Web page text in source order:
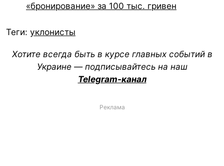
«бронирование» за 100 тыс. гривен
Теги: уклонисты
Хотите всегда быть в курсе главных событий в
Украине — подписывайтесь на наш
Telegram-канал
Реклама